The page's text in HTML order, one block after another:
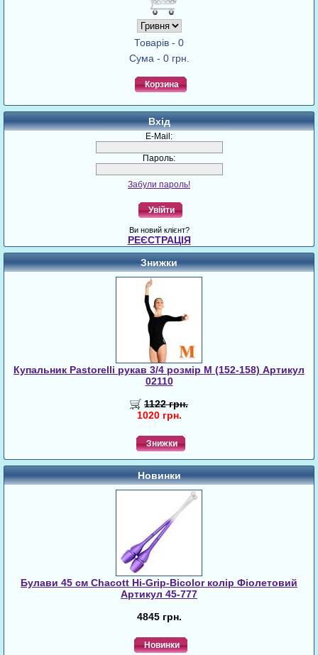
Товарів - 0
Сума - 0 грн.
Корзина
Вхід
E-Mail:
Пароль:
Забули пароль!
Увійти
Ви новий клієнт?
РЕЄСТРАЦІЯ
Знижки
Купальник Pastorelli рукав 3/4 розмір M (152-158) Артикул
02110
1122 грн.
1020 грн.
Знижки
Новинки
Булави 45 cм Chacott Hi-Grip-Bicolor колір Фіолетовий
Артикул 45-777
4845 грн.
Новинки